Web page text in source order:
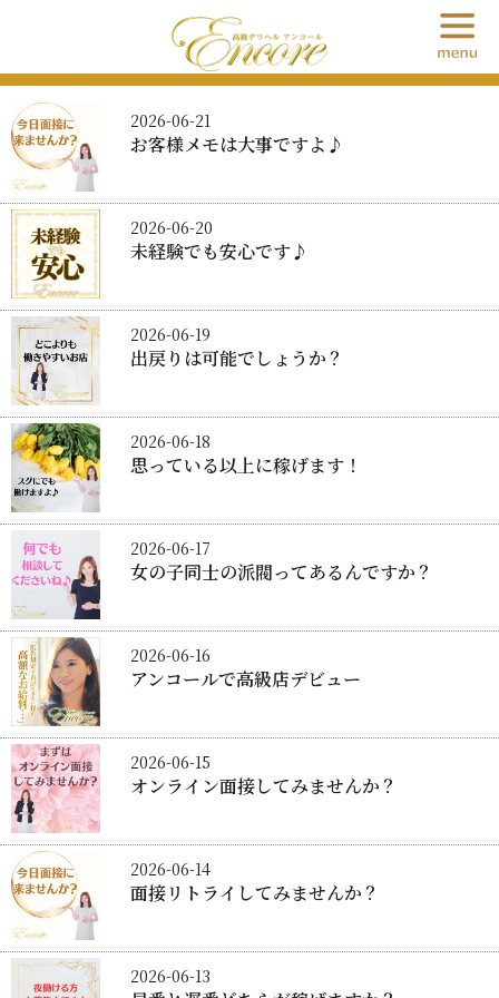
2026-06-21
お客様メモは大事ですよ♪
2026-06-20
未経験でも安心です♪
2026-06-19
出戻りは可能でしょうか？
2026-06-18
思っている以上に稼げます！
2026-06-17
女の子同士の派閥ってあるんですか？
2026-06-16
アンコールで高級店デビュー
2026-06-15
オンライン面接してみませんか？
2026-06-14
面接リトライしてみませんか？
2026-06-13